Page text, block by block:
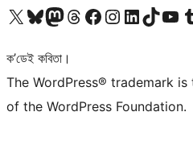
আমাৰ X (আগৰ Twitter) একাউণ্টলৈ যাওকআমাৰ Bluesky একাউণ্টলৈ যাওকআমাৰ Mastodon একাউণ্টলৈ যাওকআমাৰ Threads একাউণ্টলৈ যাওকআমাৰ Facebook পৃষ্ঠালৈ যাওকআমাৰ Instagram একাউণ্টলৈ যাওকআমাৰ LinkedIn একাউণ্টলৈ যাওকআমাৰ TikTok একাউণ্টলৈ যাওকআমাৰ YouTube চেনেললৈ যাওক
আমাৰ
ক’ডেই কবিতা।
The WordPress® trademark
of the WordPress Foundation.